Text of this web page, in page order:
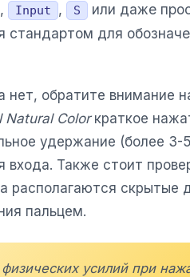
, Input , S
или даже
стандартом для
нет, обратите внимание
Natural Colorкраткое
удержание (более 3-
Также стоит
располагаются скрытые
пальцем.
усилий при